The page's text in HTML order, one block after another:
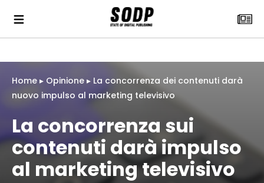
Home ▸ Opinione ▸ La concorrenza dei contenuti darà
nuovo impulso al marketing televisivo
La concorrenza sui
contenuti darà impulso
al marketing televisivo